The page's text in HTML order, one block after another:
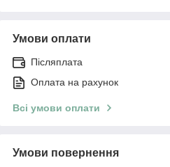
Умови оплати
Післяплата
Оплата на рахунок
Всі умови оплати
Умови повернення